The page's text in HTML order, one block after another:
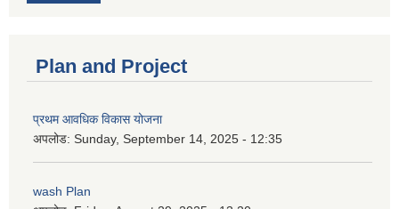
Plan and Project
प्रथम आवधिक विकास योजना
अपलोड: Sunday, September 14, 2025 - 12:35
wash Plan